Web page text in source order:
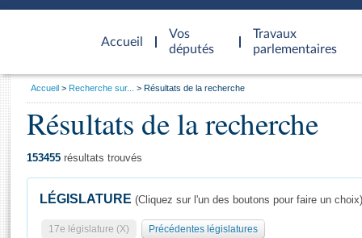
Accueil
d'accueil
Vos
députés
Travaux
parlementaires
Général
Vous
Accueil Recherche sur... Résultats de la recherche
Résultats de la recherche
153455 résultats trouvés
LÉGISLATURE (Cliquez sur l'un des boutons pour faire un choix)
17e législature (X) Précédentes législatures